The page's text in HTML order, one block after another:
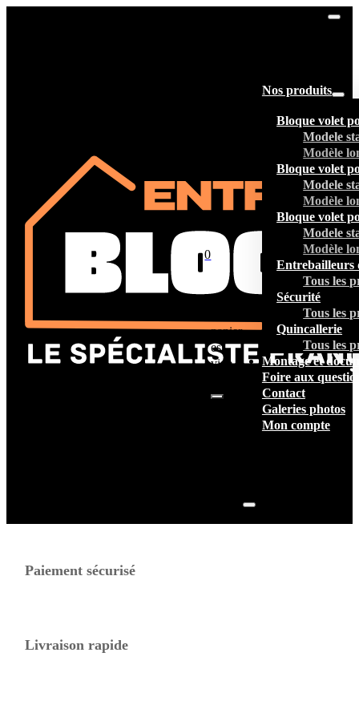
Nos produits
Bloque volet
Modele
Modèle
Bloque volet
Modele
Modèle
Bloque volet
Modele
Modèle
Entrebailleurs
Tous les
Sécurité
Tous les
Quincallerie
Tous les
Montage et
Foire aux
Contact
Galeries photos
Mon compte
0
panier
est
vide.
Paiement sécurisé
Livraison rapide